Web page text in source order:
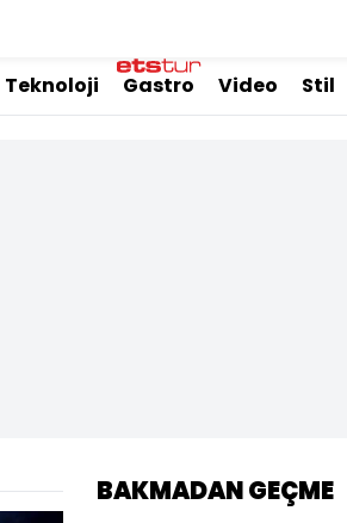
Teknoloji Gastro Video Stil
BAKMADAN GEÇME